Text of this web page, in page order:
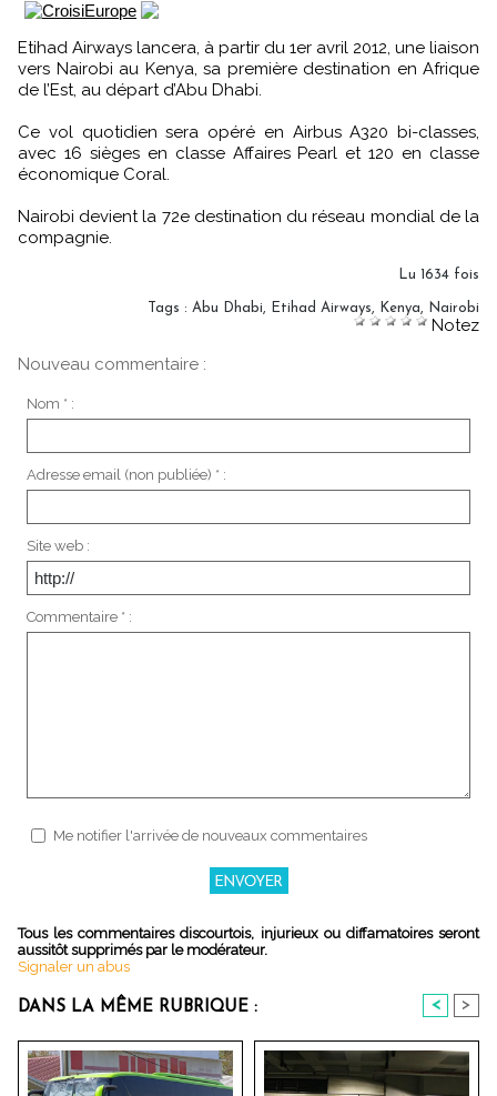
Etihad Airways lancera, à partir du 1er avril 2012, une liaison
vers Nairobi au Kenya, sa première destination en Afrique
de l’Est, au départ d’Abu Dhabi.
Ce vol quotidien sera opéré en Airbus A320 bi-classes,
avec 16 sièges en classe Affaires Pearl et 120 en classe
économique Coral.
Nairobi devient la 72e destination du réseau mondial de la
compagnie.
Lu 1634 fois
Tags : Abu Dhabi, Etihad Airways, Kenya, Nairobi
Notez
Nouveau commentaire :
Nom * :
Adresse email (non publiée) * :
Site web :
Commentaire * :
Me notifier l'arrivée de nouveaux commentaires
Tous les commentaires discourtois, injurieux ou diffamatoires seront
aussitôt supprimés par le modérateur.
Signaler un abus
DANS LA MÊME RUBRIQUE : < >